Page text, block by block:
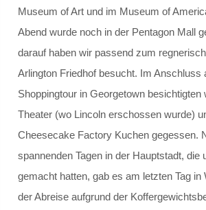
Gremien
Schulelternrat
Schulordnung
Berufliche Orientierung
Museum of Art und im Museum of
Abend wurde noch in der Pentagon Mall
darauf haben wir passend zum
Arlington Friedhof besucht. Im Anschluss
Shoppingtour in Georgetown besichtigten
Theater (wo Lincoln erschossen wurde)
Cheesecake Factory Kuchen gegessen.
spannenden Tagen in der Hauptstadt, die
gemacht hatten, gab es am letzten Tag in
der Abreise aufgrund der